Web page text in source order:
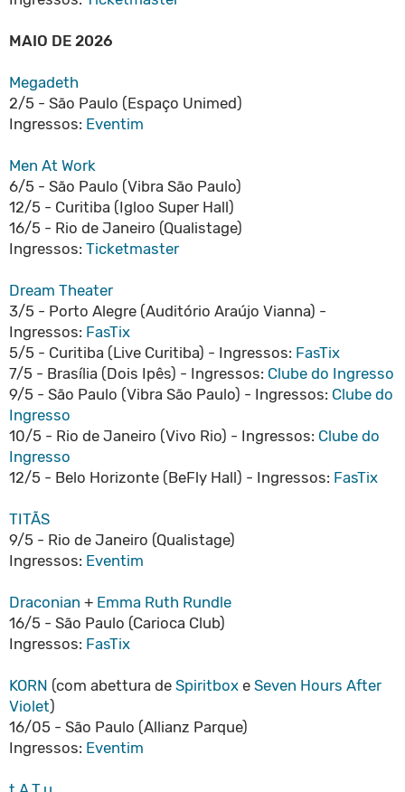
MAIO DE 2026
Megadeth
2/5 - São Paulo (Espaço Unimed)
Ingressos: Eventim
Men At Work
6/5 - São Paulo (Vibra São Paulo)
12/5 - Curitiba (Igloo Super Hall)
16/5 - Rio de Janeiro (Qualistage)
Ingressos: Ticketmaster
Dream Theater
3/5 - Porto Alegre (Auditório Araújo Vianna) -
Ingressos: FasTix
5/5 - Curitiba (Live Curitiba) - Ingressos: FasTix
7/5 - Brasília (Dois Ipês) - Ingressos: Clube do Ingresso
9/5 - São Paulo (Vibra São Paulo) - Ingressos: Clube do
Ingresso
10/5 - Rio de Janeiro (Vivo Rio) - Ingressos: Clube do
Ingresso
12/5 - Belo Horizonte (BeFly Hall) - Ingressos: FasTix
TITÃS
9/5 - Rio de Janeiro (Qualistage)
Ingressos: Eventim
Draconian + Emma Ruth Rundle
16/5 - São Paulo (Carioca Club)
Ingressos: FasTix
KORN (com abettura de Spiritbox e Seven Hours After
Violet)
16/05 - São Paulo (Allianz Parque)
Ingressos: Eventim